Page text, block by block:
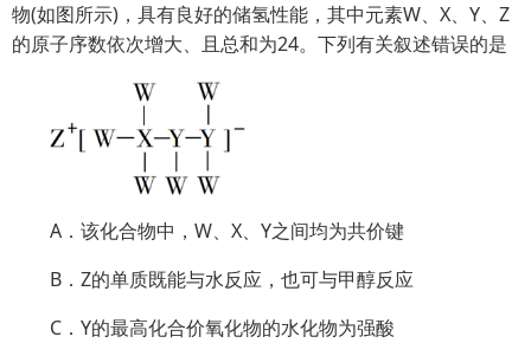
物(如图所示)，具有良好的储氢性能，其中元素W、X、Y、Z
的原子序数依次增大、且总和为24。下列有关叙述错误的是
A．该化合物中，W、X、Y之间均为共价键
B．Z的单质既能与水反应，也可与甲醇反应
C．Y的最高化合价氧化物的水化物为强酸